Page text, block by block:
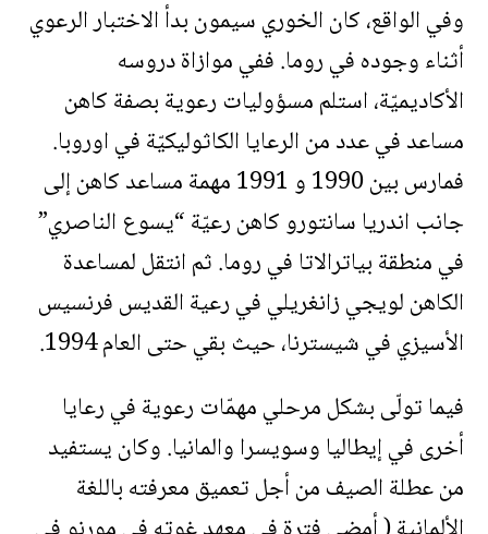
وفي الواقع، كان الخوري سيمون بدأ الاختبار الرعوي
أثناء وجوده في روما. ففي موازاة دروسه
الأكاديميّة، استلم مسؤوليات رعوية بصفة كاهن
مساعد في عدد من الرعايا الكاثوليكيّة في اوروبا.
فمارس بين 1990 و 1991 مهمة مساعد كاهن إلى
جانب اندريا سانتورو كاهن رعيّة “يسوع الناصري”
في منطقة بياترالاتا في روما. ثم انتقل لمساعدة
الكاهن لويجي زانغريلي في رعية القديس فرنسيس
الأسيزي في شيسترنا، حيث بقي حتى العام 1994.
فيما تولّى بشكل مرحلي مهمّات رعوية في رعايا
أخرى في إيطاليا وسويسرا والمانيا. وكان يستفيد
من عطلة الصيف من أجل تعميق معرفته باللغة